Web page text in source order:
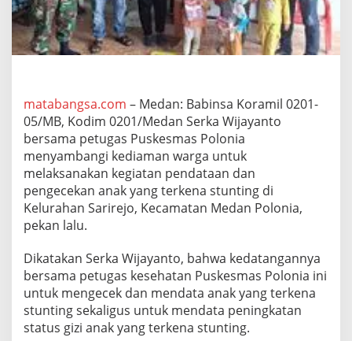
m
a
P
e
a
s
K
e
s
e
h
a
S
a
m
b
a
n
matabangsa.com – Medan: Babinsa Koramil 0201-
05/MB, Kodim 0201/Medan Serka Wijayanto
bersama petugas Puskesmas Polonia
menyambangi kediaman warga untuk
melaksanakan kegiatan pendataan dan
pengecekan anak yang terkena stunting di
Kelurahan Sarirejo, Kecamatan Medan Polonia,
pekan lalu.
Dikatakan Serka Wijayanto, bahwa kedatangannya
bersama petugas kesehatan Puskesmas Polonia ini
untuk mengecek dan mendata anak yang terkena
stunting sekaligus untuk mendata peningkatan
status gizi anak yang terkena stunting.